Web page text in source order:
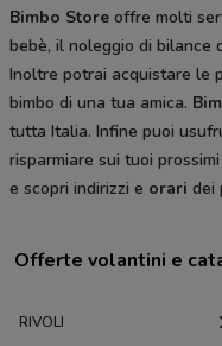
Bimbo Store offre molti
bebè, il noleggio di bilance
Inoltre potrai acquistare le
bimbo di una tua amica.
tutta Italia. Infine puoi
risparmiare sui tuoi prossimi
e scopri indirizzi e orari dei
Offerte volantini e
RIVOLI